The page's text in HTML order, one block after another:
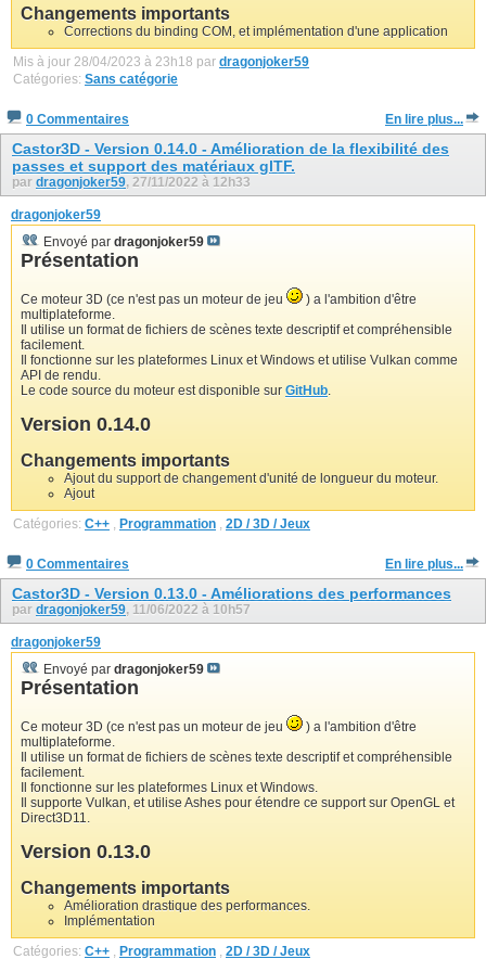
Changements importants
Corrections du binding COM, et implémentation d'une application
Mis à jour 28/04/2023 à 23h18 par dragonjoker59
Catégories: Sans catégorie
0 Commentaires En lire plus...
Castor3D - Version 0.14.0 - Amélioration de la flexibilité des
passes et support des matériaux glTF.
par dragonjoker59, 27/11/2022 à 12h33
dragonjoker59
Envoyé par dragonjoker59
Présentation
Ce moteur 3D (ce n'est pas un moteur de jeu
) a l'ambition d'être
multiplateforme.
Il utilise un format de fichiers de scènes texte descriptif et compréhensible
facilement.
Il fonctionne sur les plateformes Linux et Windows et utilise Vulkan comme
API de rendu.
Le code source du moteur est disponible sur GitHub.
Version 0.14.0
Changements importants
Ajout du support de changement d'unité de longueur du moteur.
Ajout
Catégories: C++ , Programmation , 2D / 3D / Jeux
0 Commentaires En lire plus...
Castor3D - Version 0.13.0 - Améliorations des performances
par dragonjoker59, 11/06/2022 à 10h57
dragonjoker59
Envoyé par dragonjoker59
Présentation
Ce moteur 3D (ce n'est pas un moteur de jeu
) a l'ambition d'être
multiplateforme.
Il utilise un format de fichiers de scènes texte descriptif et compréhensible
facilement.
Il fonctionne sur les plateformes Linux et Windows.
Il supporte Vulkan, et utilise Ashes pour étendre ce support sur OpenGL et
Direct3D11.
Version 0.13.0
Changements importants
Amélioration drastique des performances.
Implémentation
Catégories: C++ , Programmation , 2D / 3D / Jeux